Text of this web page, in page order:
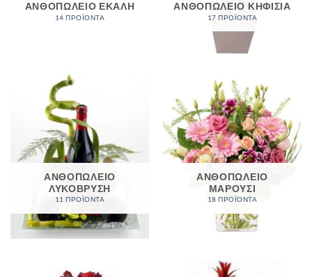
ΑΝΘΟΠΩΛΕΙΟ ΕΚΑΛΗ
14 ΠΡΟΪΌΝΤΑ
ΑΝΘΟΠΩΛΕΙΟ ΚΗΦΙΣΙΑ
17 ΠΡΟΪΌΝΤΑ
ΑΝΘΟΠΩΛΕΙΟ
ΛΥΚΟΒΡΥΣΗ
11 ΠΡΟΪΌΝΤΑ
ΑΝΘΟΠΩΛΕΙΟ
ΜΑΡΟΥΣΙ
18 ΠΡΟΪΌΝΤΑ